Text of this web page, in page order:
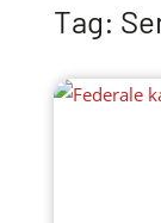
Tag: